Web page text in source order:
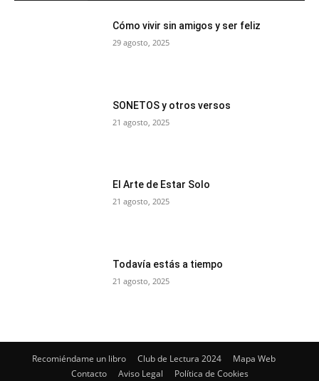
Cómo vivir sin amigos y ser feliz
29 agosto, 2025
SONETOS y otros versos
21 agosto, 2025
El Arte de Estar Solo
21 agosto, 2025
Todavía estás a tiempo
21 agosto, 2025
Recomiéndame un libro Club de Lectura 2024
Mapa Web
Contacto
Aviso Legal Política de Cookies